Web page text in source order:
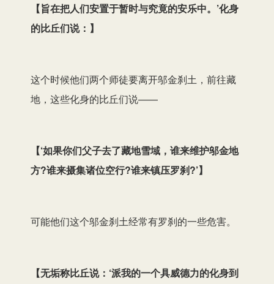
【旨在把人们安置于暂时与究竟的安乐中。’化身
的比丘们说： 】
这个时候他们两个师徒要离开邬金刹土，前往藏
地，这些化身的比丘们说——
【‘如果你们父子去了藏地雪域，谁来维护邬金地
方?谁来摄集诸位空行?谁来镇压罗刹?’】
可能他们这个邬金刹土经常有罗刹的一些危害。
【无垢称比丘说：‘派我的一个具威德力的化身到